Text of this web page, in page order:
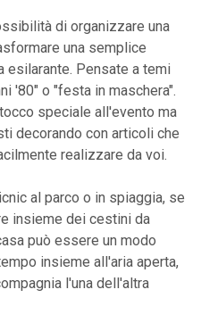
di organizzare una
una semplice
esilarante. Pensate a temi
'80" o "festa in maschera".
speciale all'evento ma
decorando con articoli che
realizzare da voi.
al parco o in spiaggia, se
insieme dei cestini da
può essere un modo
insieme all'aria aperta,
l'una dell'altra